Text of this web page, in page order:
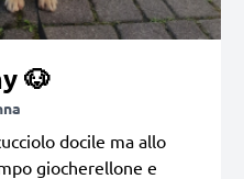
🐶
docile ma allo
giocherellone e